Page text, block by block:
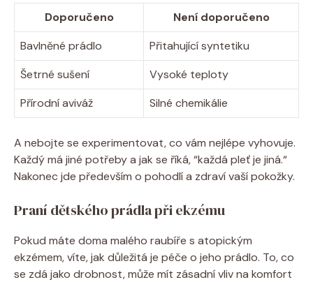
Doporučeno
Není⁣ doporučeno
Bavlněné prádlo
Přitahující ​syntetiku
Šetrné sušení
Vysoké⁣ teploty
Přírodní⁣ aviváž
Silné chemikálie
A nebojte ⁤se experimentovat, co vám ​nejlépe vyhovuje.⁣
Každý ⁣má jiné potřeby a jak‌ se ‍říká, ⁢“každá⁣ pleť je jiná.“
Nakonec jde především o pohodlí a zdraví vaší pokožky.
Praní dětského‌ prádla při ekzému
Pokud máte doma malého raubíře s atopickým
ekzémem, víte, jak důležitá je ⁤péče o⁤ jeho prádlo.‌ To, co
se zdá jako drobnost, může mít​ zásadní vliv‌ na komfort